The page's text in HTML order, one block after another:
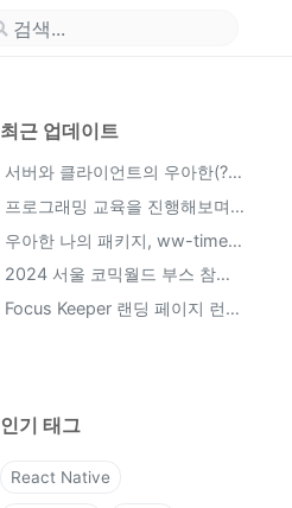
최근 업데이트
서버와 클라이언트의 우아한(?)
대화 방법, Adapter Pattern
(Feat. FSD)
프로그래밍 교육을 진행해보며
느낀점 (멘토 활동 중간 회고)
우아한 나의 패키지, ww-timer
회고
2024 서울 코믹월드 부스 참여
한 썰 풉니다
Focus Keeper 랜딩 페이지 런칭
인기 태그
React Native